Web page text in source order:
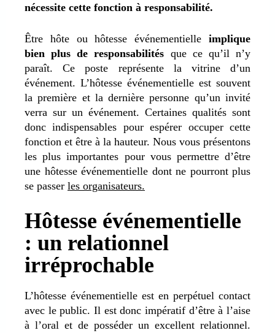
nécessite cette fonction à responsabilité.
Être hôte ou hôtesse événementielle implique
bien plus de responsabilités que ce qu’il n’y
paraît. Ce poste représente la vitrine d’un
événement. L’hôtesse événementielle est souvent
la première et la dernière personne qu’un invité
verra sur un événement. Certaines qualités sont
donc indispensables pour espérer occuper cette
fonction et être à la hauteur. Nous vous présentons
les plus importantes pour vous permettre d’être
une hôtesse événementielle dont ne pourront plus
se passer les organisateurs.
Hôtesse événementielle
: un relationnel
irréprochable
L’hôtesse événementielle est en perpétuel contact
avec le public. Il est donc impératif d’être à l’aise
à l’oral et de posséder un excellent relationnel.